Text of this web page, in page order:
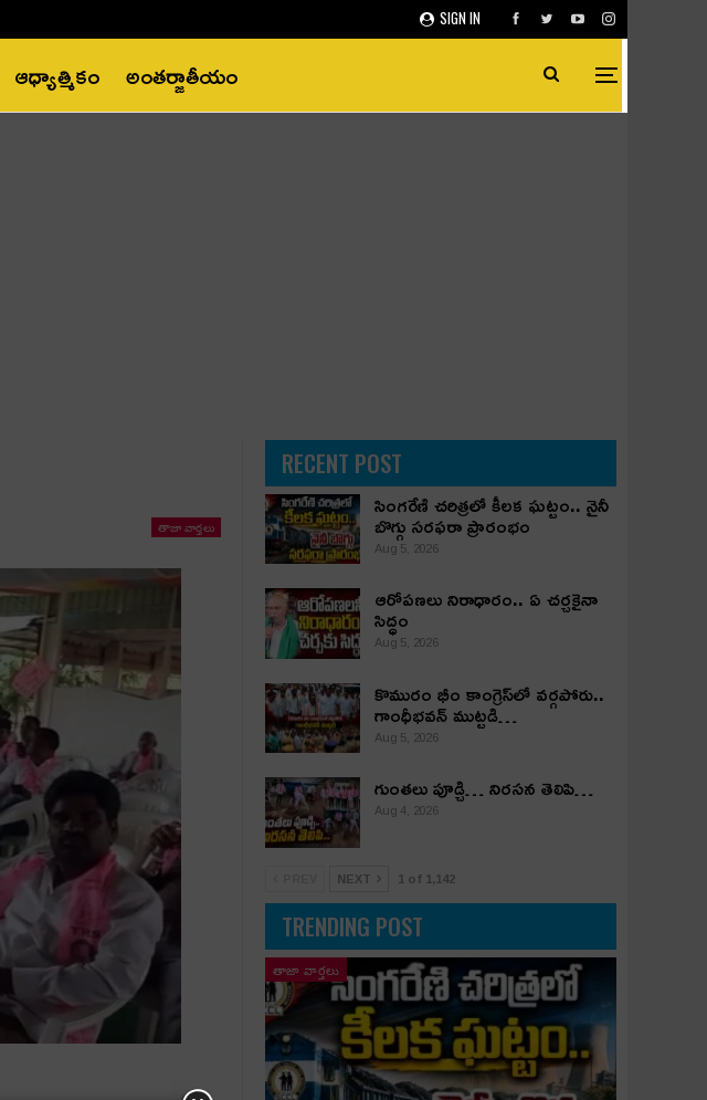
SIGN IN
ఆధ్యాత్మికం అంతర్జాతీయం
తాజా వార్తలు
RECENT POST
సింగరేణి చరిత్రలో కీలక ఘట్టం.. నైనీ
బొగ్గు సరఫరా ప్రారంభం
Aug 5, 2026
ఆరోపణలు నిరాధారం.. ఏ చర్చకైనా
సిద్ధం
Aug 5, 2026
కొమురం భీం కాంగ్రెస్‌లో వర్గపోరు..
గాంధీభవన్ ముట్టడి…
Aug 5, 2026
గుంతలు పూడ్చి… నిరసన తెలిపి…
Aug 4, 2026
NEXT 1 of 1,142
TRENDING POST
తాజా వార్తలు